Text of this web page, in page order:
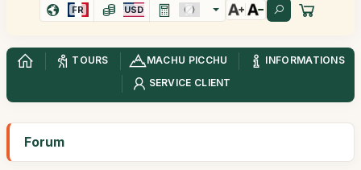
FR USD
TOURS MACHU PICCHU
INFORMATIONS
SERVICE CLIENT
Forum